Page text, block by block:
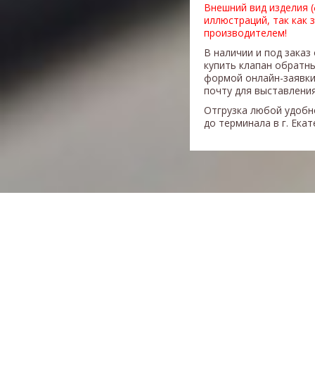
Внешний вид изделия
иллюстраций, так как
производителем!
В наличии и под
купить клапан
формой онлайн-
почту для
Отгрузка любой
до терминала в г.